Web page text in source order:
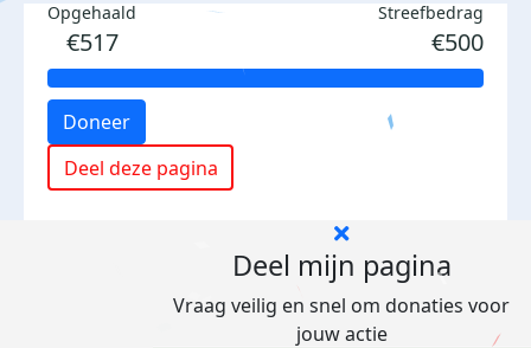
Opgehaald
€517
Streefbedrag
€500
Doneer
Deel deze pagina
Deel mijn pagina
Vraag veilig en snel om donaties voor
jouw actie